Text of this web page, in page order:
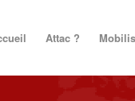
Attac ?